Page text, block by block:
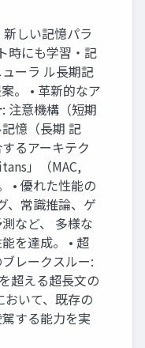
新しい記憶パラ
時にも学習・記
ーラ ル長期記
。 • 革新的なア
注意機構（短期
憶（長期 記
るアーキテク
」（MAC,
• 優れた性能の
、常識推論、ゲ
など、 多様な
を達成。 • 超
レークスルー:
超える超長文の
いて、既存の
する能力を実